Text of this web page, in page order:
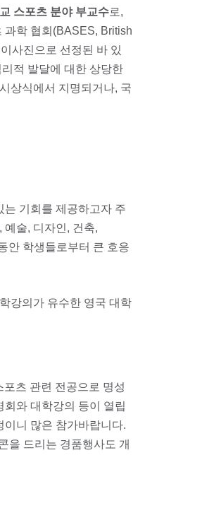
스포츠 분야 부교수로,
과학 협회(BASES, British
사진으로 선정된 바 있
적 발달에 대한 상당한
상식에서 지명되거나, 국
는 기회를 제공하고자 주
술, 디자인, 건축,
안 학생들로부터 큰 호응
강의가 유수한 영국 대학
츠 관련 전공으로 명성
와 대학강의 등이 열립
이니 많은 참가바랍니다.
을 드리는 경품행사도 개